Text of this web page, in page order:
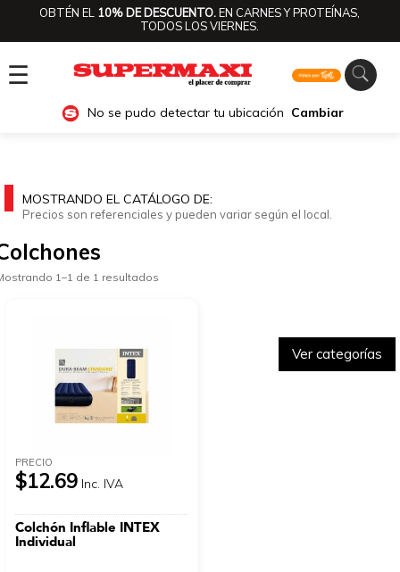
OBTÉN EL 10% DE DESCUENTO.EN CARNES Y PROTEÍNAS,
TODOS LOS VIERNES.
☰
No se pudo detectar tu ubicación Cambiar
Ver categorías
MOSTRANDO EL CATÁLOGO DE:
Precios son referenciales y pueden variar según el local.
1–1 de 1 resultados
PRECIO
$12.69 Inc. IVA
Colchón Inflable INTEX
Individual